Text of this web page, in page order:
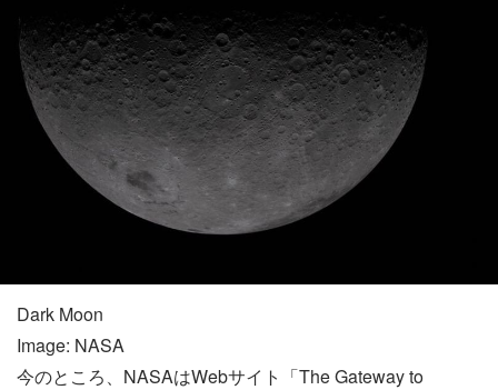
Dark Moon
Image: NASA
今のところ、NASAはWebサイト「The Gateway to